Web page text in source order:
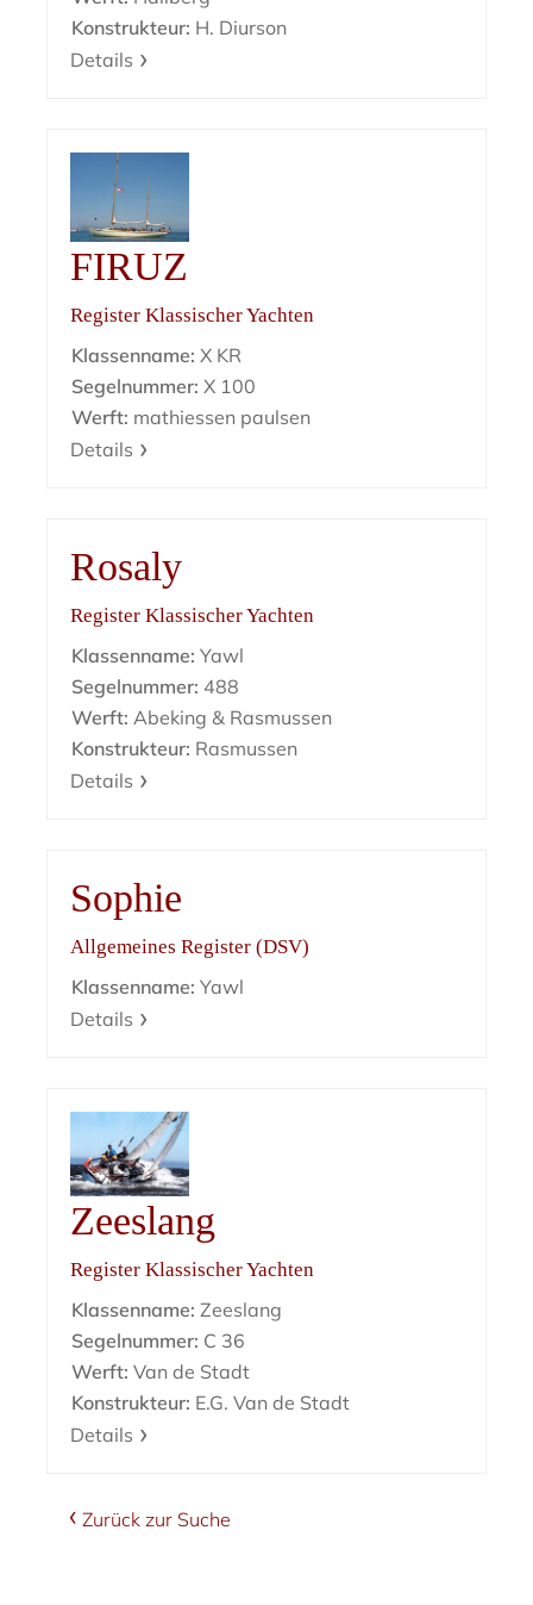
Konstrukteur: H. Diurson
Details
FIRUZ
Register Klassischer Yachten
Klassenname: X KR
Segelnummer: X 100
Werft: mathiessen paulsen
Details
Rosaly
Register Klassischer Yachten
Klassenname: Yawl
Segelnummer: 488
Werft: Abeking & Rasmussen
Konstrukteur: Rasmussen
Details
Sophie
Allgemeines Register (DSV)
Klassenname: Yawl
Details
Zeeslang
Register Klassischer Yachten
Klassenname: Zeeslang
Segelnummer: C 36
Werft: Van de Stadt
Konstrukteur: E.G. Van de Stadt
Details
Zurück zur Suche